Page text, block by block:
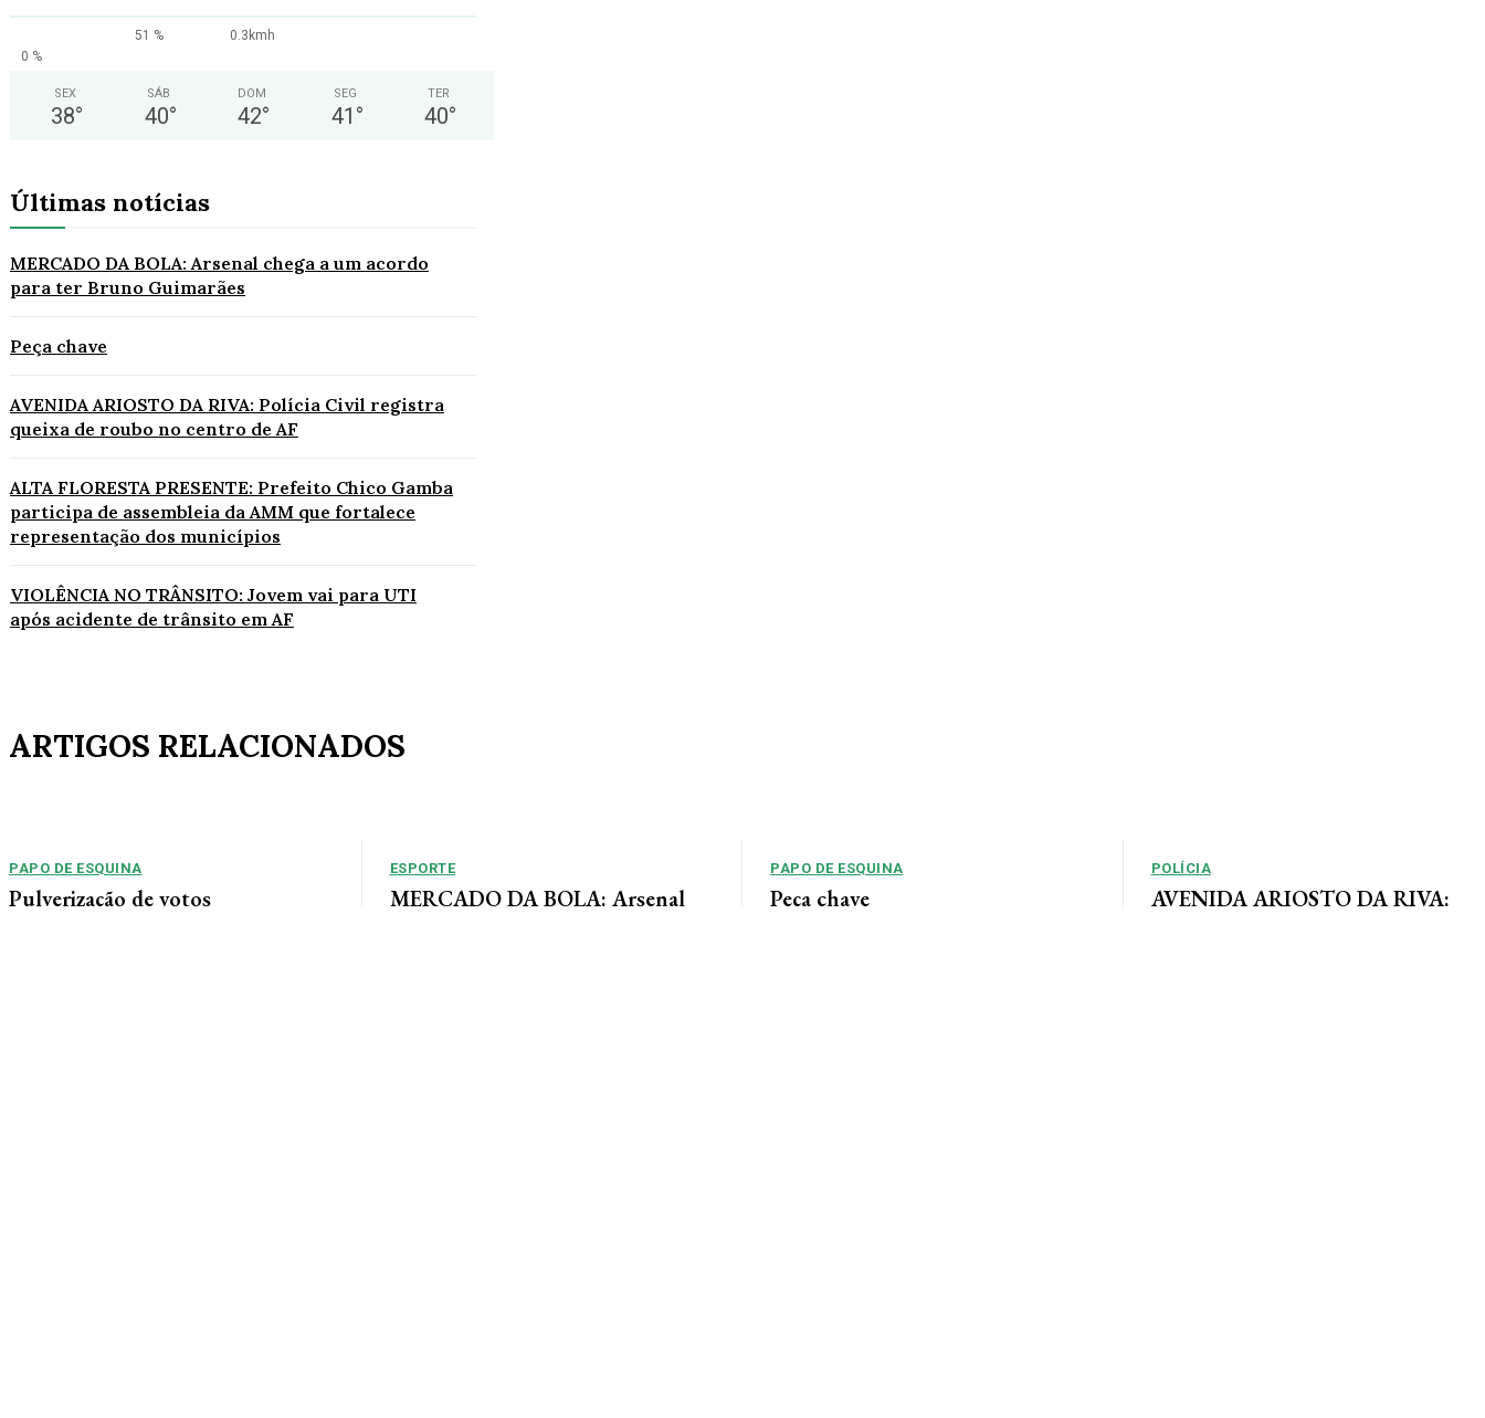
51 %
0.3kmh
0 %
SEX
38°
SÁB
40°
DOM
42°
SEG
41 °
TER
40°
Últimas notícias
MERCADO DA BOLA: Arsenal chega a um acordo
para ter Bruno Guimarães
Peça chave
AVENIDA ARIOSTO DA RIVA: Polícia Civil registra
queixa de roubo no centro de AF
ALTA FLORESTA PRESENTE: Prefeito Chico Gamba
participa de assembleia da AMM que fortalece
representação dos municípios
VIOLÊNCIA NO TRÂNSITO: Jovem vai para UTI
após acidente de trânsito em AF
ARTIGOS RELACIONADOS
PAPO DE ESQUINA
Pulverização de votos
ESPORTE
MERCADO DA BOLA: Arsenal
PAPO DE ESQUINA
Peça chave
POLÍCIA
AVENIDA ARIOSTO DA RIVA: